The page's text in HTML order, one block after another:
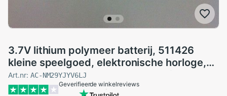
3.7V lithium polymeer batterij, 511426
kleine speelgoed, elektronische horloge,
Bluetooth, 120MAH Oplaadbare Li-Ion Cel
Art.nr: AC-NM29YJYV6LJ
Geverifieerde winkelreviews